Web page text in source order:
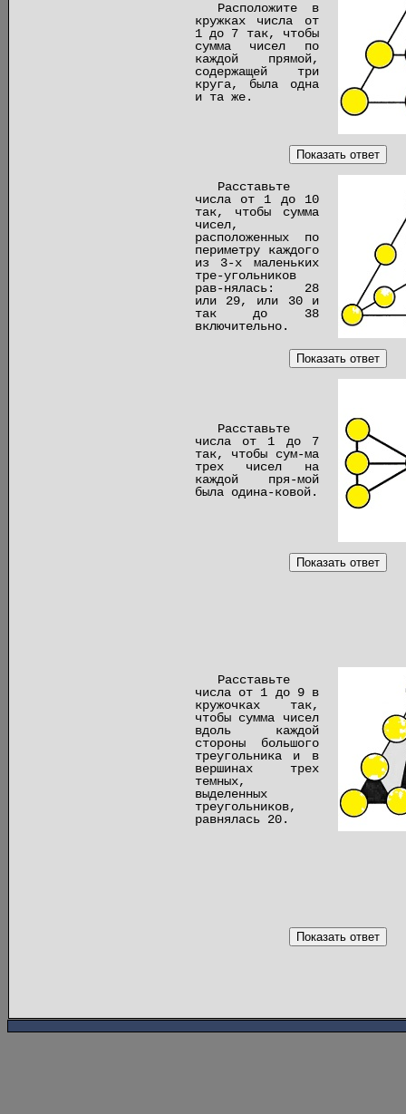
Расположите в
кружках числа от
1 до 7 так, чтобы
сумма чисел по
каждой прямой,
содержащей три
круга, была одна
и та же.
Показать ответ
Расставьте
числа от 1 до 10
так, чтобы сумма
чисел,
расположенных по
периметру каждого
из 3-х маленьких
тре-угольников
рав-нялась: 28
или 29, или 30 и
так до 38
включительно.
Показать ответ
Расставьте
числа от 1 до 7
так, чтобы сум-ма
трех чисел на
каждой пря-мой
была одина-ковой.
Показать ответ
Расставьте
числа от 1 до 9 в
кружочках так,
чтобы сумма чисел
вдоль каждой
стороны большого
треугольника и в
вершинах трех
темных,
выделенных
треугольников,
равнялась 20.
Показать ответ